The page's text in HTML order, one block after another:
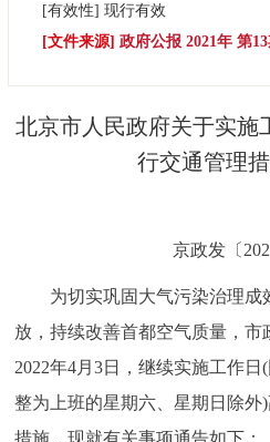
决策公开 专题公
中介服务 阳光政
政民互动
[有效性] 现行有效
[文件来源] 政府公报 2021年 第
北京市人民政府关于实施
行交通管理
京政发〔
为切实巩固大气污染治理成
放，持续改善首都空气质量，市
2022年4月3日，继续实施工作
整为上班的星期六、星期日除外
措施。现就有关事项通告如下：